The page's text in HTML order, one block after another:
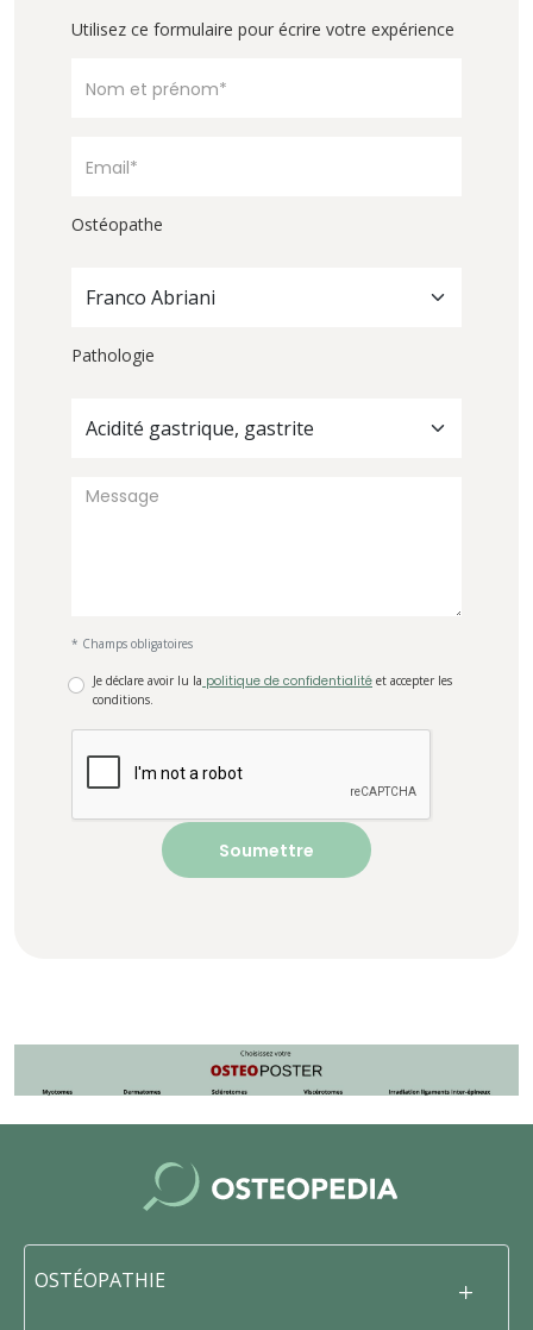
Utilisez ce formulaire pour écrire votre expérience
Ostéopathe
Franco Abriani
Pathologie
Acidité gastrique, gastrite
* Champs obligatoires
Je déclare avoir lu la politique de confidentialité et accepter les
conditions.
OSTÉOPATHIE